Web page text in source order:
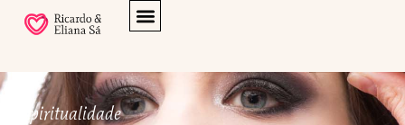
Espiritualidade